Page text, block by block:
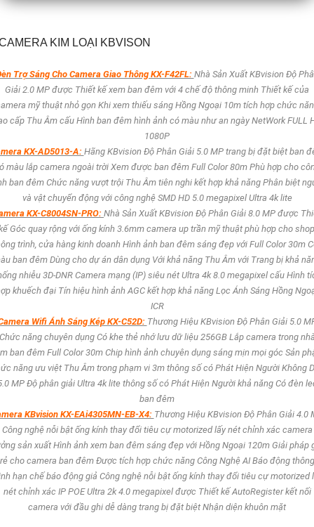
KIM LOẠI KBVISON
Trợ Sáng Cho Camera Giao Thông KX-F42FL: Nhà Sản Xuất KBvision Độ
Giải 2.0 MP được Thiết kế xem ban đêm với 4 chế độ thông minh Thiết kế của
mỹ thuật nhỏ gọn Khi xem thiếu sáng Hồng Ngoại 10m tích hợp chức
cấp Thu Âm cấu Hình ban đêm hình ảnh có màu như an ngày NetWork FULL
1080P
KX-AD5013-A: Hãng KBvision Độ Phân Giải 5.0 MP trang bị đặt biệt ban
màu lắp camera ngoài trời Xem được ban đêm Full Color 80m Phù hợp cho
ban đêm Chức năng vượt trội Thu Âm tiên nghi kết hợp khả năng Phân biệt
và vật chuyển động với công nghệ SMD HD 5.0 megapixel Ultra 4k lite
KX-C8004SN-PRO: Nhà Sản Xuất KBvision Độ Phân Giải 8.0 MP được
Góc quay rộng với ống kính 3.6mm camera up trần mỹ thuật phù hợp cho
trình, cửa hàng kinh doanh Hình ảnh ban đêm sáng đẹp với Full Color 30m
ban đêm Dùng cho dự án dân dụng Với khả năng Thu Âm với Trang bị khả
nhiễu 3D-DNR Camera mạng (IP) siêu nét Ultra 4k 8.0 megapixel cấu Hình
khuếch đại Tín hiệu hình ảnh AGC kết hợp khả năng Lọc Ánh Sáng Hồng
ICR
Wifi Ánh Sáng Kép KX-C52D: Thương Hiệu KBvision Độ Phân Giải 5.0
năng chuyên dụng Có khe thẻ nhớ lưu dữ liệu 256GB Lắp camera trong
ban đêm Full Color 30m Chip hình ảnh chuyên dụng sáng mịn mọi góc Sản
năng ưu việt Thu Âm trong phạm vi 3m thông số có Phát Hiện Người Không
MP Độ phân giải Ultra 4k lite thông số có Phát Hiện Người khả năng Có đèn
ban đêm
KBvision KX-EAi4305MN-EB-X4: Thương Hiệu KBvision Độ Phân Giải 4.0
Công nghệ nỗi bật ống kính thay đổi tiêu cự motorized lấy nét chỉnh xác camera
sản xuất Hình ảnh xem ban đêm sáng đẹp với Hồng Ngoại 120m Giải pháp
rẻ cho camera ban đêm Được tích hợp chức năng Công Nghệ AI Báo động thông
hạn chế báo động giả Công nghệ nỗi bật ống kính thay đổi tiêu cự motorized
nét chỉnh xác IP POE Ultra 2k 4.0 megapixel được Thiết kế AutoRegister kết nối
camera với đầu ghi dễ dàng trang bị đặt biệt Nhận diện khuôn mặt